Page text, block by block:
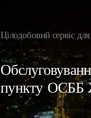
Цілодобовий
пункту